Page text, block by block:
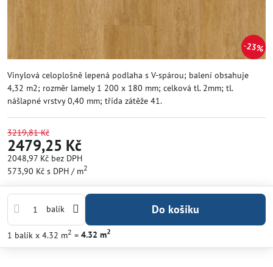
23%
Vinylová celoplošně lepená podlaha s V-spárou; balení obsahuje
4,32 m2; rozměr lamely 1 200 x 180 mm; celková tl. 2mm; tl.
nášlapné vrstvy 0,40 mm; třída zátěže 41.
3219,81 Kč
2479,25 Kč
2048,97 Kč bez DPH
573,90 Kč s DPH / m2
balík Do košíku
1 balík x 4.32 m2 = 4.32 m2